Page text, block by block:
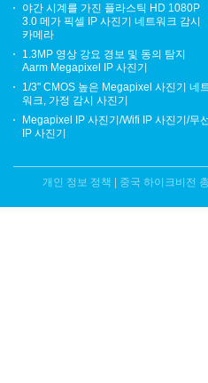
야간 시계를 가진 플라스틱 HD 1080P
3.0 메가 픽셀 IP 사진기 네트워크 감시
카메라
1.3MP 영상 강요 경보 및 동의 탐지
Aarm Megapixel IP 사진기
1/3" CMOS 높은 Megapixel 사진기 네
워크, 가정 감시 사진기
Megapixel IP 사진기/Wifi IP 사진기/무
IP 사진기
개인 정보 정책 | 중국 하이크비전